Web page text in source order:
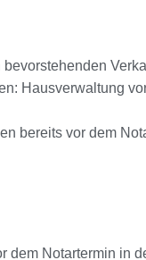
bevorstehenden
Hausverwaltung
bereits vor dem
dem Notartermin in